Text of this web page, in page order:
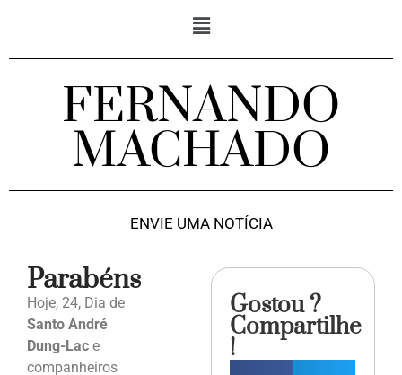
FERNANDO
MACHADO
ENVIE UMA NOTÍCIA
Parabéns
Hoje, 24, Dia de
Santo André
Dung-Lac e
companheiros
Gostou ?
Compartilhe
!